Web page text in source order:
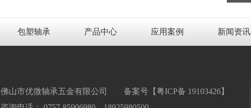
包塑轴承 产品中心 应用案例 新闻资讯
佛山市优微轴承五金有限公司 备案号【粤ICP备 19103426】